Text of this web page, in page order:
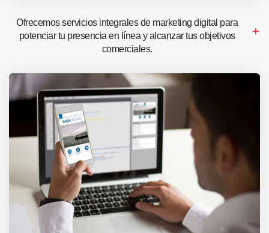
Ofrecemos servicios integrales de marketing digital para
potenciar tu presencia en línea y alcanzar tus objetivos
comerciales.